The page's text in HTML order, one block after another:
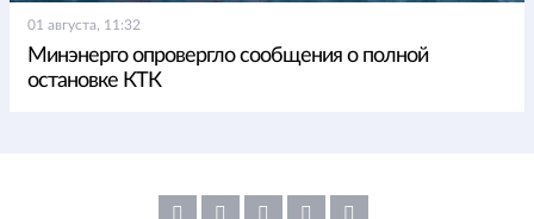
01 августа, 11:32
Минэнерго опровергло сообщения о полной
остановке КТК